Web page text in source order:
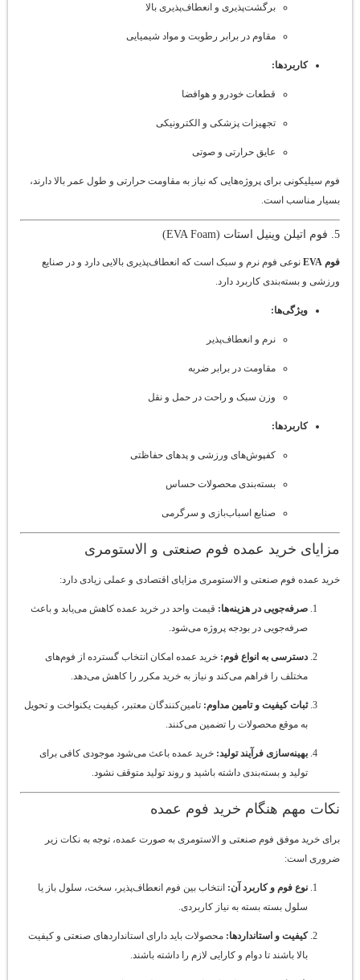
برگشت‌پذیری و انعطاف‌پذیری بالا
مقاوم در برابر رطوبت و مواد شیمیایی
کاربردها:
قطعات خودرو و هوافضا
تجهیزات پزشکی و الکترونیکی
عایق حرارتی و صوتی
فوم سیلیکونی برای پروژه‌هایی که نیاز به مقاومت حرارتی و طول عمر بالا دارند،
بسیار مناسب است.
فوم EVA
نوعی فوم نرم و سبک است که انعطاف‌پذیری بالایی دارد و در صنایع
ورزشی و بسته‌بندی کاربرد دارد.
ویژگی‌ها:
نرم و انعطاف‌پذیر
مقاومت در برابر ضربه
وزن سبک و راحت در حمل و نقل
کاربردها:
کفپوش‌های ورزشی و پدهای حفاظتی
بسته‌بندی محصولات حساس
صنایع اسباب‌بازی و سرگرمی
مزایای خرید عمده فوم صنعتی و الاستومری
خرید عمده فوم صنعتی و الاستومری مزایای اقتصادی و عملی زیادی دارد:
صرفه‌جویی در هزینه‌ها:قیمت واحد در خرید عمده کاهش می‌یابد و باعث
صرفه‌جویی در بودجه پروژه می‌شود.
دسترسی به انواع فوم:خرید عمده امکان انتخاب گسترده از فوم‌های
مختلف را فراهم می‌کند و نیاز به خرید مکرر را کاهش می‌دهد.
ثبات کیفیت و تامین مداوم:تامین‌کنندگان معتبر، کیفیت یکنواخت و تحویل
به موقع محصولات را تضمین می‌کنند.
بهینه‌سازی فرآیند تولید:خرید عمده باعث می‌شود موجودی کافی برای
تولید و بسته‌بندی داشته باشید و روند تولید متوقف نشود.
نکات مهم هنگام خرید فوم عمده
برای خرید موفق فوم صنعتی و الاستومری به صورت عمده، توجه به نکات زیر
ضروری است:
نوع فوم و کاربرد آن:انتخاب بین فوم انعطاف‌پذیر، سخت، سلول باز یا
سلول بسته بسته به نیاز کاربردی.
کیفیت و استانداردها:محصولات باید دارای استانداردهای صنعتی و کیفیت
بالا باشند تا دوام و کارایی لازم را داشته باشند.